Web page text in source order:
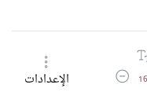
الخط 16 تقليل حجم الخطالإعدادات